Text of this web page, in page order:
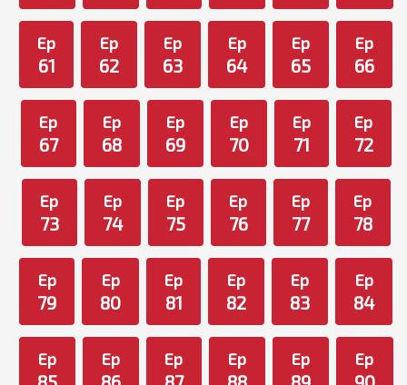
Ep
61
Ep
62
Ep
63
Ep
64
Ep
65
Ep
66
Ep
67
Ep
68
Ep
69
Ep
70
Ep
71
Ep
72
Ep
73
Ep
74
Ep
75
Ep
76
Ep
77
Ep
78
Ep
79
Ep
80
Ep
81
Ep
82
Ep
83
Ep
84
Ep Ep Ep Ep Ep Ep